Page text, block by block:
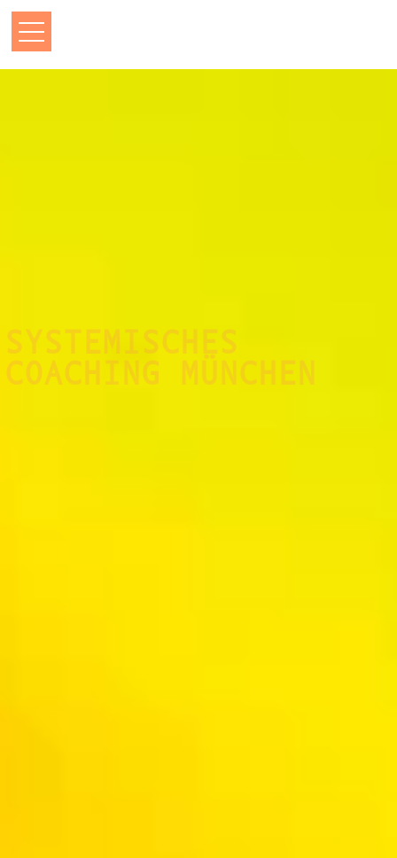
SYSTEMISCHES
COACHING MÜNCHEN